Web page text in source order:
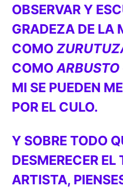
OBSERVAR Y
GRADEZA DE LA
COMO
COMO ARBUSTO
MI SE PUEDEN
POR EL CULO.
Y SOBRE TODO
DESMERECER
ARTISTA,